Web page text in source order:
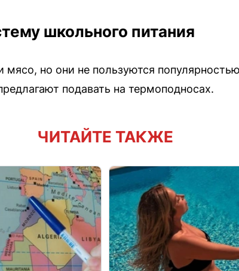
школьного питания
но они не пользуются
подавать на термоподносах.
ЧИТАЙТЕ ТАКЖЕ